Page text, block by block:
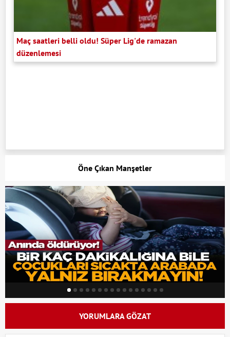
Maç saatleri belli oldu! Süper Lig'de ramazan
düzenlemesi
Öne Çıkan Manşetler
YORUMLARA GÖZAT